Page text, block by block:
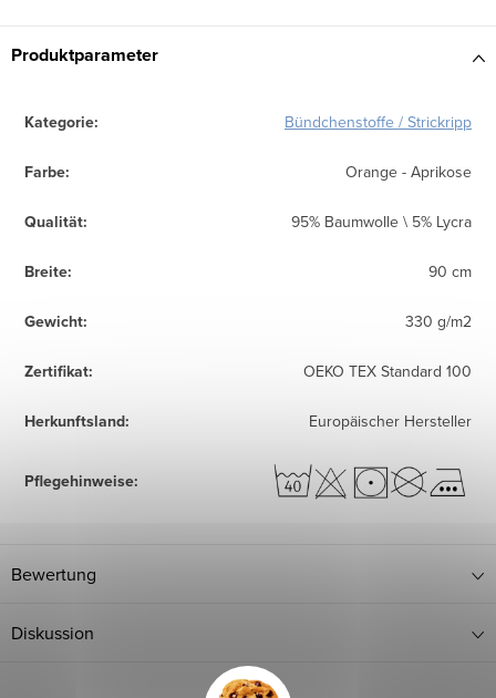
Produktparameter
Kategorie: Bündchenstoffe / Strickripp
Farbe: Orange - Aprikose
Qualität: 95% Baumwolle \ 5% Lycra
Breite: 90 cm
Gewicht: 330 g/m2
Zertifikat: OEKO TEX Standard 100
Herkunftsland: Europäischer Hersteller
Pflegehinweise:
Bewertung
Diskussion